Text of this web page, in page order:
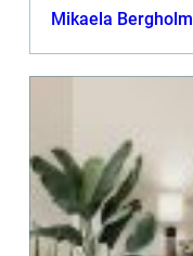
Mikaela Bergholm